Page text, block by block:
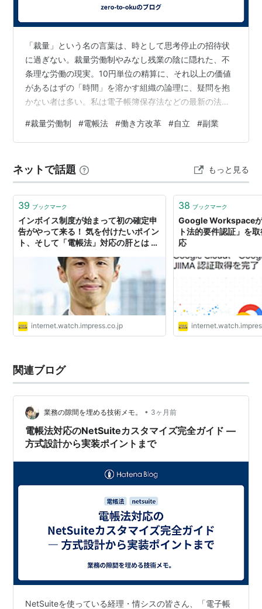
「裁量」という名の言葉は、時として思考停止の招待状
に過ぎない。裁量労働制やみなし残業の陰に隠れた、不
条理な労働の現実。10円単位の精算に、それ以上の価値
があるはずの「時間」を溶かす組織の論理に、疑問を抱
かない者は多い。私は電子帳簿保存法などの最新の法規
冷徹にハックする。 組織という名の檻を離れ、自らの
「完遂力」のみで実利を奪う戦い。それは既存のルール
突くことだ。着実な資産形成への進軍は、この檻の仕組
みを正しく解体し、真の自由を手にするための「一点突
破」の覚悟から始まる。
#裁量労働制 #電帳法 #働き方改革 #自立 #副業
ネットで話題 もっと見る
39 ブックマーク
インボイス制度が始まって初の確定申
告がやって来る！ 気を付けたいポイン
ト、そして「電帳法」対応の肝とは 再
きました【インボイス制度に備える】
internet.watch.impress.co.jp
38 ブックマーク
Google Workspace
ト法的要件認証」を
応
関連ブログ
業務の隙間を埋める技術メモ。 • 3ヶ月前
電帳法対応のNetSuiteカスタマイズ完全ガイド ―
方式設計から実装ポイントまで
NetSuiteを使っている経理・情シスの皆さん、「電子帳